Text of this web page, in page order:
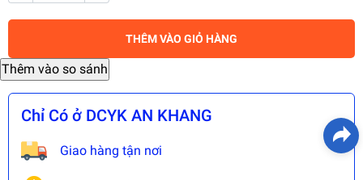
THÊM VÀO GIỎ HÀNG
Chỉ Có ở DCYK AN KHANG
Giao hàng tận nơi